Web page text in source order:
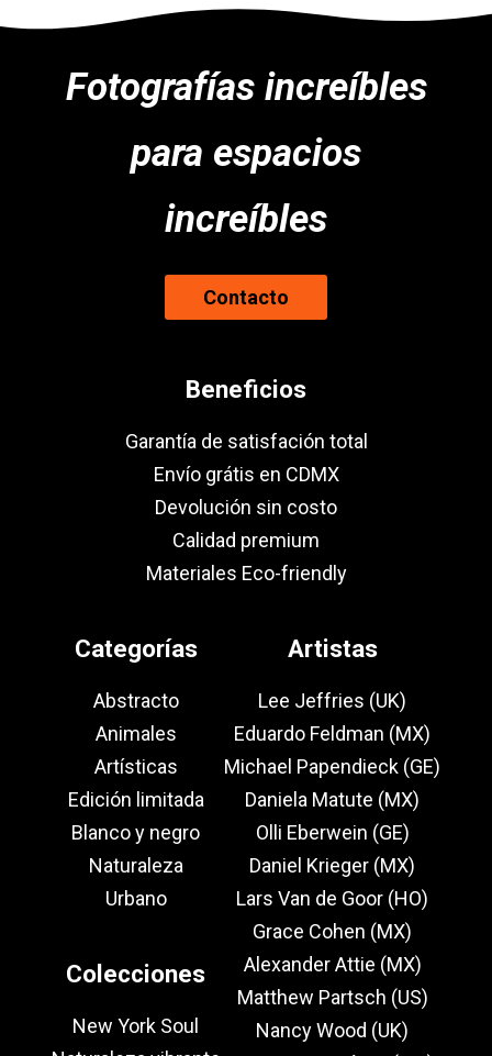
Fotografías increíbles
para espacios
increíbles
Contacto
Beneficios
Garantía de satisfación total
Envío grátis en CDMX
Devolución sin costo
Calidad premium
Materiales Eco-friendly
Categorías
Abstracto
Animales
Artísticas
Edición limitada
Blanco y negro
Naturaleza
Urbano
Colecciones
New York Soul
Artistas
Lee Jeffries (UK)
Eduardo Feldman (MX)
Michael Papendieck (GE)
Daniela Matute (MX)
Olli Eberwein (GE)
Daniel Krieger (MX)
Lars Van de Goor (HO)
Grace Cohen (MX)
Alexander Attie (MX)
Matthew Partsch (US)
Nancy Wood (UK)